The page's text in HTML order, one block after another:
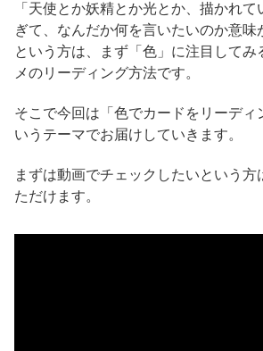
「天使とか妖精とか光とか、描かれ
ぎて、なんだか何を言いたいのか意味
という方は、まず「色」に注目してみ
メのリーディング方法です。
そこで今回は「色でカードをリーディ
いうテーマでお届けしていきます。
まずは動画でチェックしたいという方
ただけます。